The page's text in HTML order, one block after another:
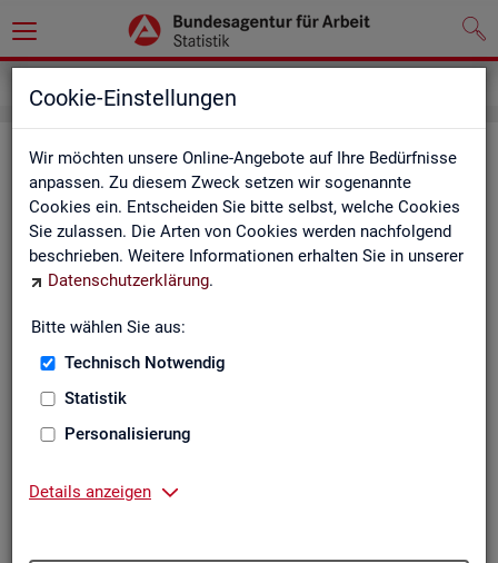
Cookie-Einstellungen
Wir möchten unsere Online-Angebote auf Ihre Bedürfnisse
anpassen. Zu diesem Zweck setzen wir sogenannte
Cookies ein. Entscheiden Sie bitte selbst, welche Cookies
Sie zulassen. Die Arten von Cookies werden nachfolgend
beschrieben. Weitere Informationen erhalten Sie in unserer
Datenschutzerklärung.
Bitte wählen Sie aus:
Technisch Notwendig
Statistik
Personalisierung
Details anzeigen
News­let­ter Sta­tis­tik und Ar­beits­
markt­be­richt­erstat­tung der BA
Mit dem mo­nat­li­chen News­let­ter in­for­mie­ren wir Sie über
ver­schie­de­ne The­men und ak­tu­el­le Ent­wick­lun­gen.
ak­tu­el­le Be­rich­te, wie z. B. den Mo­nats­be­richt und den BA-
neue Ver­öf­fent­li­chun­gen,
Son­der­be­rich­te,
an­de­re Neu­ig­kei­ten aus der Sta­tis­tik.
Die­ser Ser­vice ist selbst­ver­ständ­lich kos­ten­los.